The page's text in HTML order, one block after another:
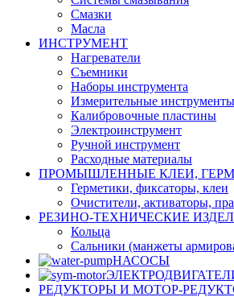
Смазки
Масла
ИНСТРУМЕНТ
Нагреватели
Съемники
Наборы инструмента
Измерительные инструменты
Калибровочные пластины
Электроинструмент
Ручной инструмент
Расходные материалы
ПРОМЫШЛЕННЫЕ КЛЕИ,
Герметики, фиксаторы, клеи
Очистители, активаторы,
РЕЗИНО-ТЕХНИЧЕСКИЕ
Кольца
Сальники (манжеты
НАСОСЫ
РЕДУКТОРЫ И МОТОР-